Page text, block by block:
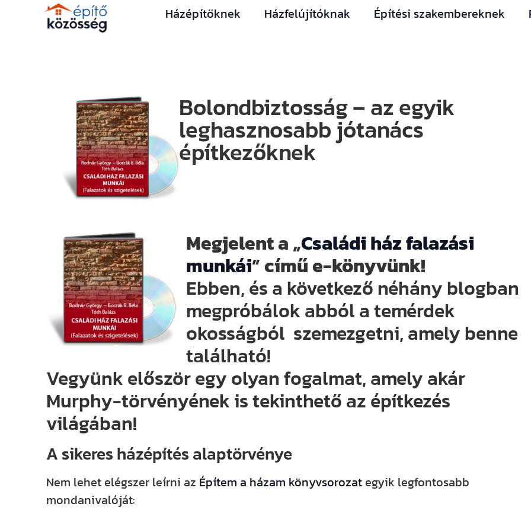
Házépítőknek Házfelújítóknak Építési szakembereknek
Bolondbiztosság – az egyik
leghasznosabb jótanács
építkezőknek
Megjelent a „Családi ház falazási
munkái” című e-könyvünk!
Ebben, és a következő néhány blogban
megpróbálok abból a temérdek
okosságból szemezgetni, amely benne
található!
Vegyünk először egy olyan fogalmat, amely akár
Murphy-törvényének is tekinthető az építkezés
világában!
A sikeres házépítés alaptörvénye
Nem lehet elégszer leírni az Építem a házam könyvsorozat egyik legfontosabb
mondanivalóját: